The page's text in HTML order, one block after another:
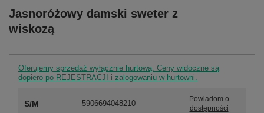
Jasnoróżowy damski sweter z
wiskozą
Oferujemy sprzedaż wyłącznie hurtową. Ceny widoczne są
dopiero po REJESTRACJI i zalogowaniu w hurtowni.
S/M 5906694048210
Powiadom o
dostępności